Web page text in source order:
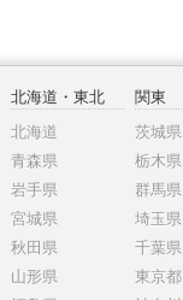
北海道・東北
北海道
青森県
岩手県
宮城県
秋田県
山形県
関東
茨城県
栃木県
群馬県
埼玉県
千葉県
東京都